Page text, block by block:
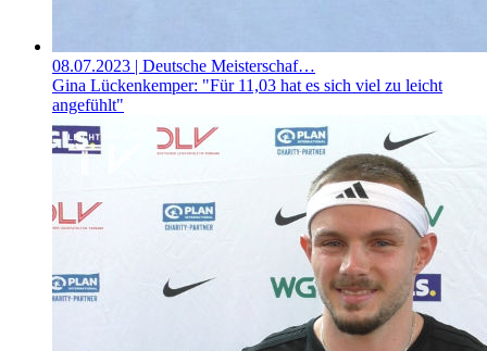
08.07.2023 | Deutsche Meisterschaf…
Gina Lückenkemper: "Für 11,03 hat es sich viel zu leicht
angefühlt"